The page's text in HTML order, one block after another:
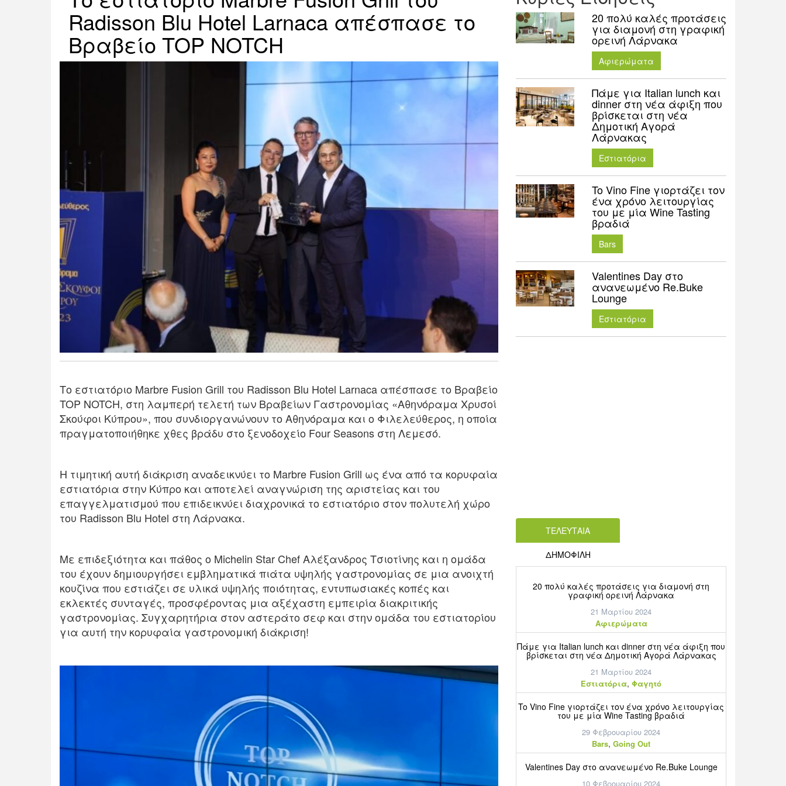
Radisson Blu Hotel Larnaca απέσπασε το
Βραβείο TOP NOTCH
Το εστιατόριο Marbre Fusion Grill του Radisson Blu Hotel Larnaca απέσπασε το Βραβείο
TOP NOTCH, στη λαμπερή τελετή των Βραβείων Γαστρονομίας «Αθηνόραμα Χρυσοί
Σκούφοι Κύπρου», που συνδιοργανώνουν το Αθηνόραμα και ο Φιλελεύθερος, η οποία
πραγματοποιήθηκε χθες βράδυ στο ξενοδοχείο Four Seasons στη Λεμεσό.
Η τιμητική αυτή διάκριση αναδεικνύει το Marbre Fusion Grill ως ένα από τα κορυφαία
εστιατόρια στην Κύπρο και αποτελεί αναγνώριση της αριστείας και του
επαγγελματισμού που επιδεικνύει διαχρονικά το εστιατόριο στον πολυτελή χώρο
του Radisson Blu Hotel στη Λάρνακα.
Με επιδεξιότητα και πάθος ο Michelin Star Chef Αλέξανδρος Τσιοτίνης και η ομάδα
του έχουν δημιουργήσει εμβληματικά πιάτα υψηλής γαστρονομίας σε μια ανοιχτή
κουζίνα που εστιάζει σε υλικά υψηλής ποιότητας, εντυπωσιακές κοπές και
εκλεκτές συνταγές, προσφέροντας μια αξέχαστη εμπειρία διακριτικής
γαστρονομίας. Συγχαρητήρια στον αστεράτο σεφ και στην ομάδα του εστιατορίου
για αυτή την κορυφαία γαστρονομική διάκριση!
20 πολύ καλές προτάσεις
για διαμονή στη γραφική
ορεινή Λάρνακα
Aφιερώματα
Πάμε για Italian lunch και
dinner στη νέα άφιξη που
βρίσκεται στη νέα
Δημοτική Αγορά
Λάρνακας
Εστιατόρια
To Vino Fine γιορτάζει τον
ένα χρόνο λειτουργίας
του με μία Wine Tasting
βραδιά
Bars
Valentines Day στο
ανανεωμένο Re.Buke
Lounge
Εστιατόρια
ΤΕΛΕΥΤΑΙΑ
ΔΗΜΟΦΙΛΗ
20 πολύ καλές προτάσεις για διαμονή στη
γραφική ορεινή Λάρνακα
21 Μαρτίου 2024
Aφιερώματα
Πάμε για Italian lunch και dinner στη νέα άφιξη που
βρίσκεται στη νέα Δημοτική Αγορά Λάρνακας
21 Μαρτίου 2024
Εστιατόρια, Φαγητό
To Vino Fine γιορτάζει τον ένα χρόνο λειτουργίας
του με μία Wine Tasting βραδιά
29 Φεβρουαρίου 2024
Bars, Going Out
Valentines Day στο ανανεωμένο Re.Buke Lounge
10 Φεβρουαρίου 2024